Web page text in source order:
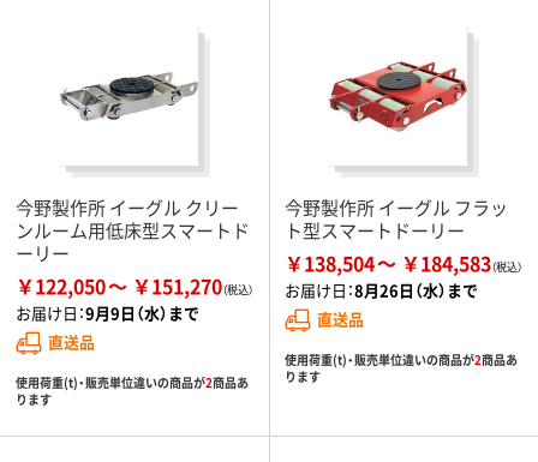
今野製作所 イーグル クリー
ンルーム用低床型スマートド
ーリー
￥122,050 ￥151,270
お届け日：9月9日（水）まで
直送品
使用荷重(t)・販売単位違いの商品が2商品あ
ります
今野製作所 イーグル フラッ
ト型スマートドーリー
￥138,504 ￥184,583
お届け日：8月26日（水）まで
直送品
使用荷重(t)・販売単位違いの商品が2商品あ
ります